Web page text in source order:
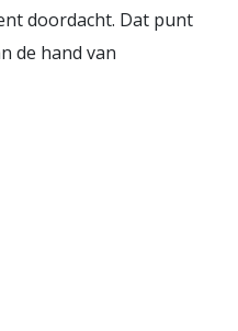
doordacht. Dat punt
de hand van